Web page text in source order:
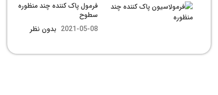
فرمول پاک کننده چند منظوره
سطوح
2021-05-08 بدون نظر